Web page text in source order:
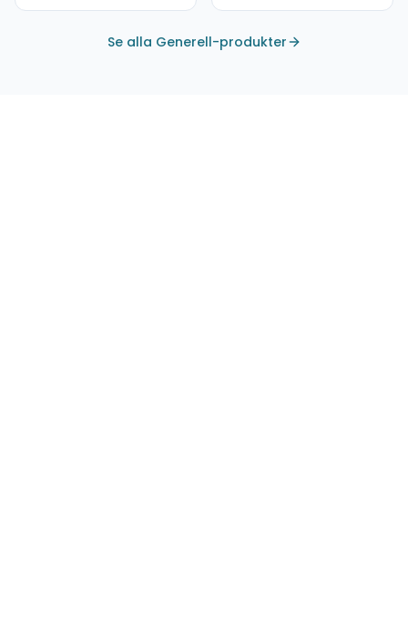
Se alla Generell-produkter